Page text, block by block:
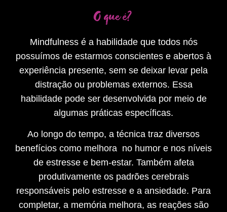
O que é?
Mindfulness é a habilidade que todos nós
possuímos de estarmos conscientes e abertos à
experiência presente, sem se deixar levar pela
distração ou problemas externos. Essa
habilidade pode ser desenvolvida por meio de
algumas práticas específicas.
Ao longo do tempo, a técnica traz diversos
benefícios como melhora no humor e nos níveis
de estresse e bem-estar. Também afeta
produtivamente os padrões cerebrais
responsáveis pelo estresse e a ansiedade. Para
completar, a memória melhora, as reações são